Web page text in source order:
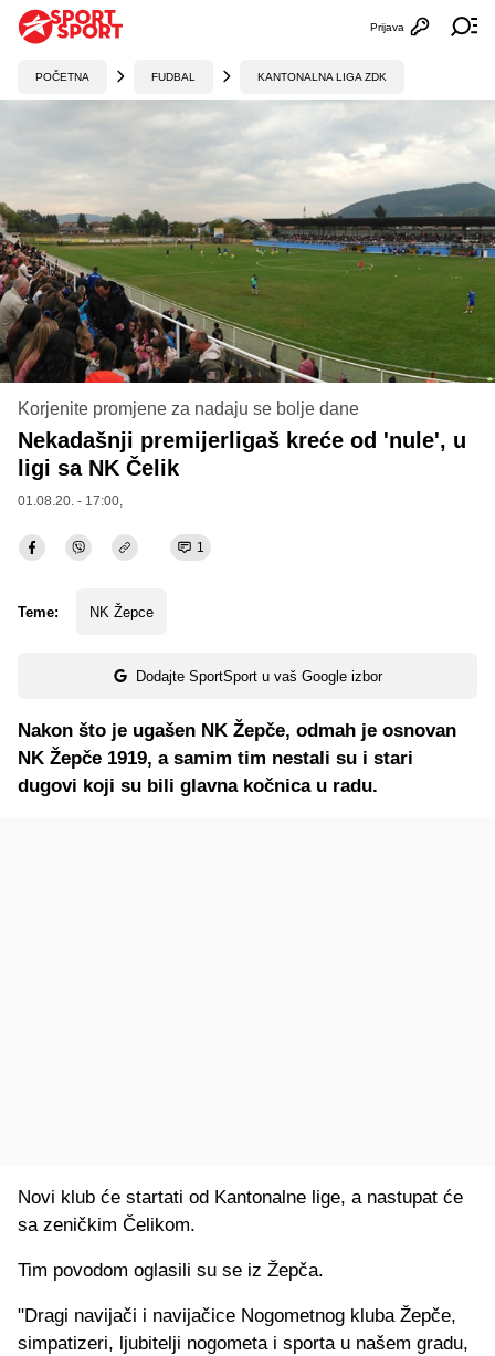
Otvori
Prijava
POČETNA FUDBAL KANTONALNA LIGA ZDK
Korjenite promjene za nadaju se bolje dane
Nekadašnji premijerligaš kreće od 'nule', u
ligi sa NK Čelik
01.08.20. - 17:00,
1
Teme: NK Žepce
Dodajte SportSport u vaš Google izbor
Nakon što je ugašen NK Žepče, odmah je osnovan
NK Žepče 1919, a samim tim nestali su i stari
dugovi koji su bili glavna kočnica u radu.
Novi klub će startati od Kantonalne lige, a nastupat će
sa zeničkim Čelikom.
Tim povodom oglasili su se iz Žepča.
"Dragi navijači i navijačice Nogometnog kluba Žepče,
simpatizeri, ljubitelji nogometa i sporta u našem gradu,